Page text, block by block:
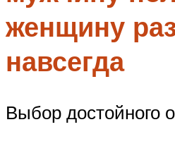
женщину
навсегда
Выбор достойного